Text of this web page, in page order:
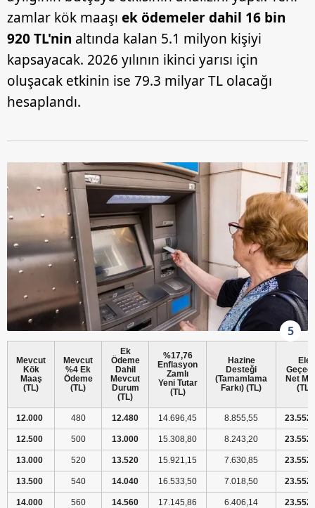
zamlar kök maaşı ek ödemeler dahil 16 bin
920 TL'nin altında kalan 5.1 milyon kişiyi
kapsayacak. 2026 yılının ikinci yarısı için
oluşacak etkinin ise 79.3 milyar TL olacağı
hesaplandı.
5
Mevcut
Kök
Maaş
(TL)
Mevcut
%4 Ek
Ödeme
(TL)
Ek
Ödeme
Dahil
Mevcut
Durum
(TL)
%17,76
Enflasyon
Zamlı
Yeni Tutar
(TL)
Hazine
Desteği
(Tamamlama
Farkı) (TL)
Ele
Net
(TL)
12.000 480 12.480 14.696,45 8.855,55
12.500 500 13.000 15.308,80 8.243,20
13.000 520 13.520 15.921,15 7.630,85
13.500 540 14.040 16.533,50 7.018,50
14.000 560 14.560 17.145,86 6.406,14